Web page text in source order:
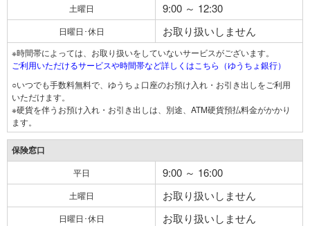
土曜日 9:00 ～ 12:30
日曜日･休日 お取り扱いしません
※時間帯によっては、お取り扱いをしていないサービスがございます。
ご利用いただけるサービスや時間帯など詳しくはこちら（ゆうちょ銀行）
○いつでも手数料無料で、ゆうちょ口座のお預け入れ・お引き出しをご利用
いただけます。
※硬貨を伴うお預け入れ・お引き出しは、別途、ATM硬貨預払料金がかかり
ます。
保険窓口
平日 9:00 ～ 16:00
土曜日 お取り扱いしません
日曜日･休日 お取り扱いしません